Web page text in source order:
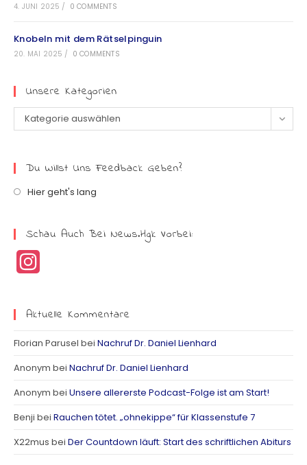
4. JUNI 2025 / 0 COMMENTS
Knobeln mit dem Rätselpinguin
20. MAI 2025 / 0 COMMENTS
Unsere Kategorien
Kategorie auswählen
Du Willst Uns Feedback Geben?
Hier geht's lang
Schau Auch Bei News.hgk Vorbei:
a
m
Aktuelle Kommentare
Florian Parusel bei Nachruf Dr. Daniel Lienhard
Anonym bei Nachruf Dr. Daniel Lienhard
Anonym bei Unsere allererste Podcast-Folge ist am Start!
Benji bei Rauchen tötet. „ohnekippe“ für Klassenstufe 7
X22mus bei Der Countdown läuft: Start des schriftlichen Abiturs